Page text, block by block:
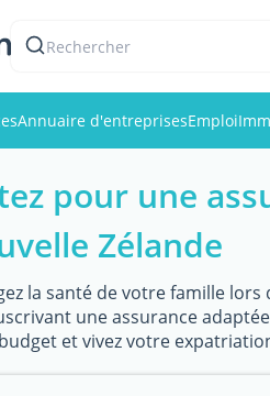
Rechercher
Annuaire d'entreprisesEmploi
pour une
Zélande
la santé de votre famille
une assurance
et vivez votre